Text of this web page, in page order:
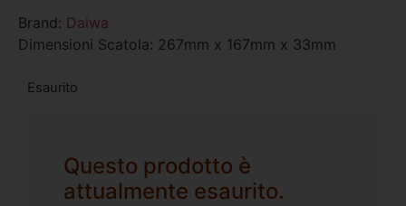
Brand: Daiwa
Dimensioni Scatola: 267mm x 167mm x 33mm
Esaurito
Questo prodotto è
attualmente esaurito.